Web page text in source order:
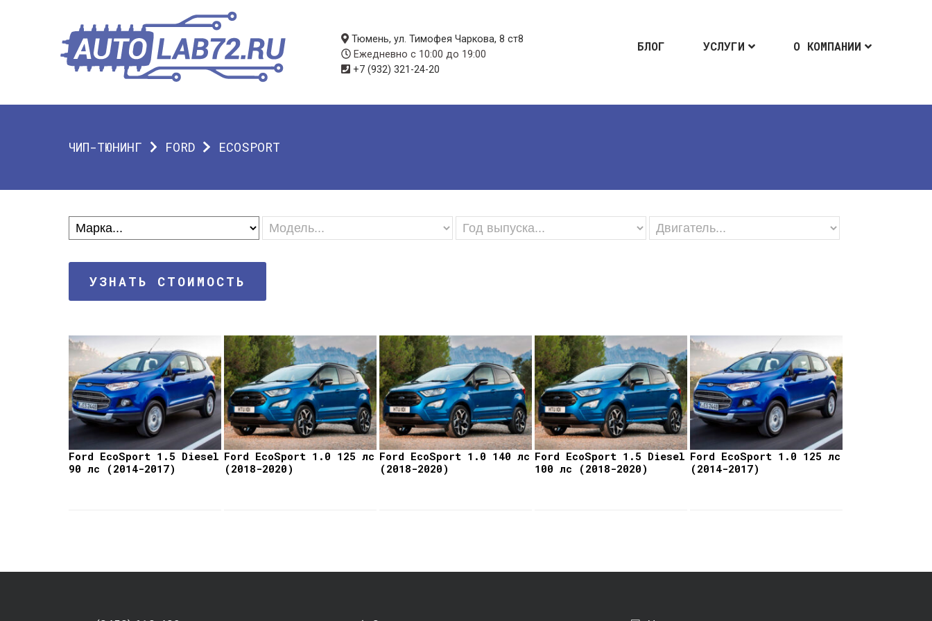
БЛОГ УСЛУГИ О КОМПАНИИ
Тюмень, ул. Тимофея Чаркова, 8 ст8
Ежедневно с 10:00 до 19:00
+7 (932) 321-24-20
ЧИП-ТЮНИНГ FORD ECOSPORT
УЗНАТЬ СТОИМОСТЬ
Ford EcoSport 1.5 Diesel
90 лс (2014-2017)
Ford EcoSport 1.0 125 лс
(2018-2020)
Ford EcoSport 1.0 140 лс
(2018-2020)
Ford EcoSport 1.5 Diesel
100 лс (2018-2020)
Ford EcoSport 1.0 125 лс
(2014-2017)